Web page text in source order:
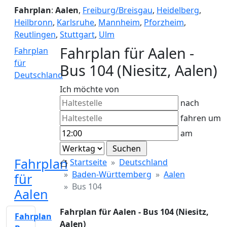
Fahrplan: Aalen, Freiburg/Breisgau, Heidelberg,
Heilbronn, Karlsruhe, Mannheim, Pforzheim,
Reutlingen, Stuttgart, Ulm
Fahrplan
für
Deutschland
Fahrplan für Aalen -
Bus 104 (Niesitz, Aalen)
Ich möchte von
nach
fahren um
am
Fahrplan
für
Aalen
Startseite
Deutschland
Baden-Württemberg
Aalen
Bus 104
Fahrplan für Aalen - Bus 104 (Niesitz,
Aalen)
Fahrplan